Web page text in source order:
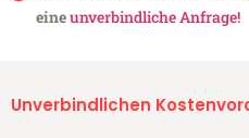
eineunverbindliche Anfrage!
Unverbindlichen